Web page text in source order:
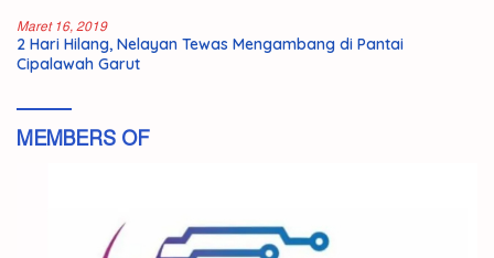
Maret 16, 2019
2 Hari Hilang, Nelayan Tewas Mengambang di Pantai
Cipalawah Garut
MEMBERS OF